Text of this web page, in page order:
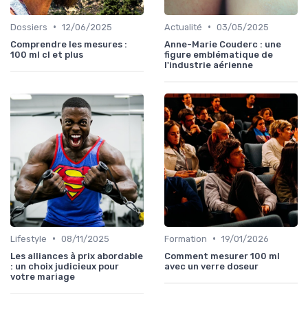
Dossiers • 12/06/2025
Comprendre les mesures :
100 ml cl et plus
Actualité • 03/05/2025
Anne-Marie Couderc : une
figure emblématique de
l'industrie aérienne
Lifestyle • 08/11/2025
Les alliances à prix abordable
: un choix judicieux pour
votre mariage
Formation • 19/01/2026
Comment mesurer 100 ml
avec un verre doseur